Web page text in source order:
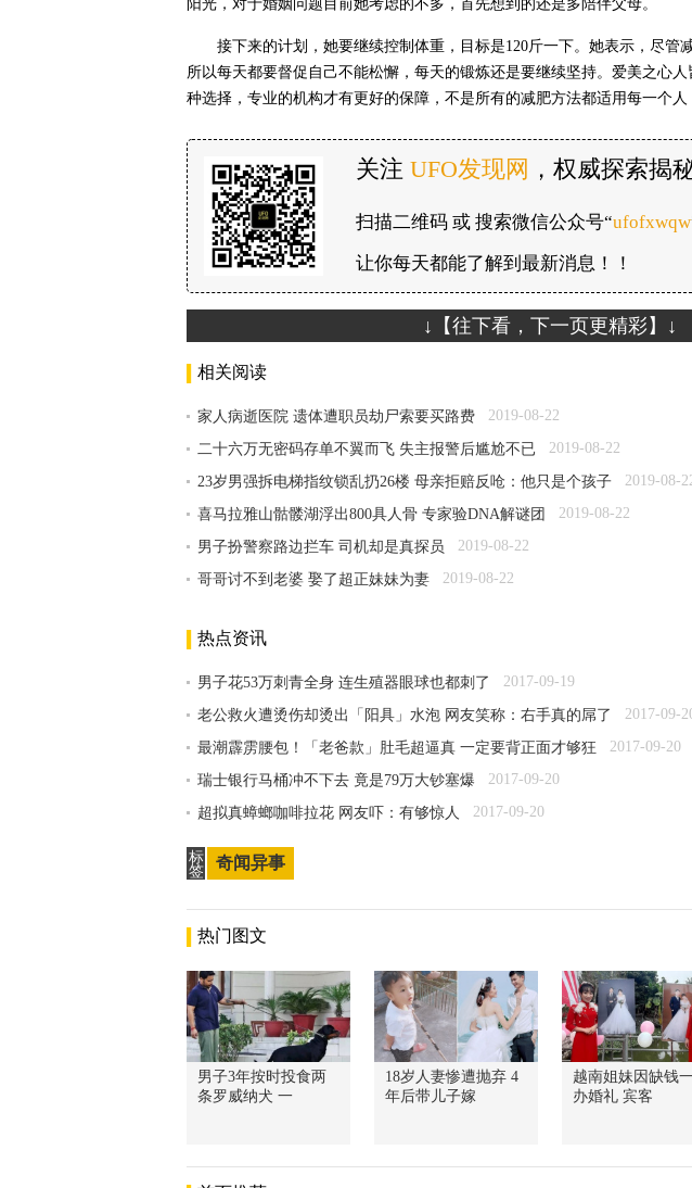
阳光，对于婚姻问题目前她考虑的不多，首先想到的还是多陪伴父母。
接下来的计划，她要继续控制体重，目标是120斤一下。她表示，尽管
所以每天都要督促自己不能松懈，每天的锻炼还是要继续坚持。爱美之心
种选择，专业的机构才有更好的保障，不是所有的减肥方法都适用每一个人
关注 UFO发现网 ，权威探索揭
扫描二维码 或 搜索微信公众号“ufofxwqw
让你每天都能了解到最新消息！！
↓【往下看，下一页更精彩】↓
相关阅读
家人病逝医院 遗体遭职员劫尸索要买路费 2019-08-22
二十六万无密码存单不翼而飞 失主报警后尴尬不已 2019-08-22
23岁男强拆电梯指纹锁乱扔26楼 母亲拒赔反呛：他只是个孩子 2019-08-
喜马拉雅山骷髅湖浮出800具人骨 专家验DNA解谜团 2019-08-22
男子扮警察路边拦车 司机却是真探员 2019-08-22
哥哥讨不到老婆 娶了超正妹妹为妻 2019-08-22
热点资讯
男子花53万刺青全身 连生殖器眼球也都刺了 2017-09-19
老公救火遭烫伤却烫出「阳具」水泡 网友笑称：右手真的屌了 2017-09-
最潮霹雳腰包！「老爸款」肚毛超逼真 一定要背正面才够狂 2017-09-20
瑞士银行马桶冲不下去 竟是79万大钞塞爆 2017-09-20
超拟真蟑螂咖啡拉花 网友吓：有够惊人 2017-09-20
标
签
奇闻异事
热门图文
男子3年按时投食两
条罗威纳犬 一
18岁人妻惨遭抛弃 4
年后带儿子嫁
越南姐妹因缺钱
办婚礼 宾客